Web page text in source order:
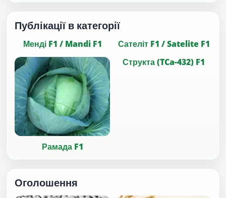
Публікації в категорії
Менді F1 / Mandi F1 Сателіт F1 / Satelite F1
Рамада F1
Структа (TCa-432) F1
Оголошення